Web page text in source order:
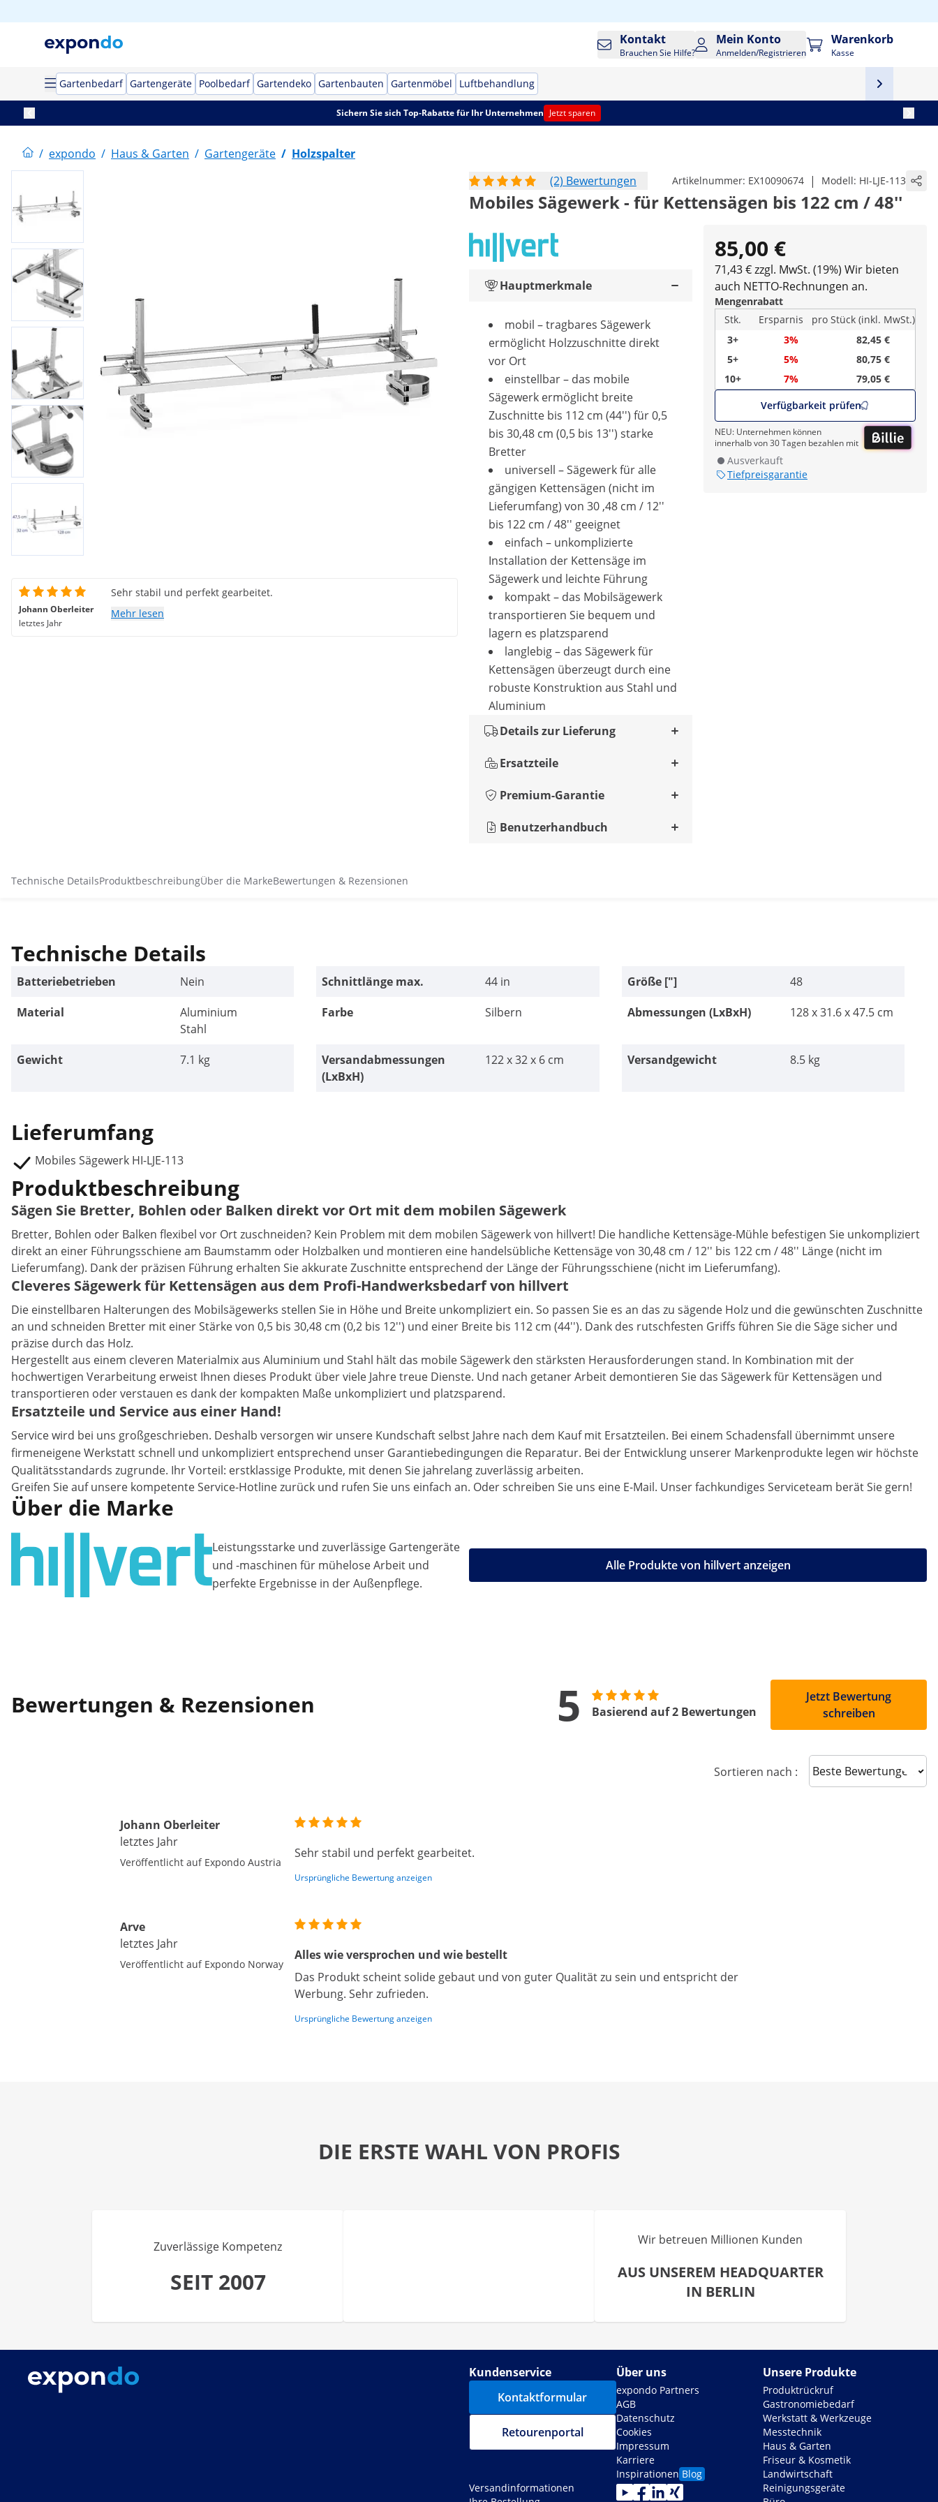
Kontakt
Brauchen Sie Hilfe?
Mein Konto
Anmelden/Registrieren
Warenkorb
Kasse
Gartenbedarf Gartengeräte Poolbedarf Gartendeko Gartenbauten Gartenmöbel Luftbehandlung
Sichern Sie sich Top-Rabatte für Ihr Unternehmen Jetzt sparen
/ expondo / Haus & Garten / Gartengeräte / Holzspalter
(2) Bewertungen
Artikelnummer: EX10090674 | Modell: HI-LJE-113
Mobiles Sägewerk - für Kettensägen bis 122 cm / 48''
85,00 €
71,43 € zzgl. MwSt. (19%) Wir bieten
auch NETTO-Rechnungen an.
Mengenrabatt
Stk.
Ersparnis
pro Stück (inkl. MwSt.)
3+
3%
82,45 €
5+
5%
80,75 €
10+
7%
79,05 €
Verfügbarkeit prüfen
NEU: Unternehmen können
innerhalb von 30 Tagen bezahlen mit
Ausverkauft
Tiefpreisgarantie
Hauptmerkmale
mobil – tragbares Sägewerk
ermöglicht Holzzuschnitte direkt
vor Ort
einstellbar – das mobile
Sägewerk ermöglicht breite
Zuschnitte bis 112 cm (44'') für 0,5
bis 30,48 cm (0,5 bis 13'') starke
Bretter
universell – Sägewerk für alle
gängigen Kettensägen (nicht im
Lieferumfang) von 30 ,48 cm / 12''
bis 122 cm / 48'' geeignet
einfach – unkomplizierte
Installation der Kettensäge im
Sägewerk und leichte Führung
kompakt – das Mobilsägewerk
transportieren Sie bequem und
lagern es platzsparend
langlebig – das Sägewerk für
Kettensägen überzeugt durch eine
robuste Konstruktion aus Stahl und
Aluminium
Details zur Lieferung
Ersatzteile
Premium-Garantie
Benutzerhandbuch
Johann Oberleiter
letztes Jahr
Sehr stabil und perfekt gearbeitet.
Mehr lesen
Technische DetailsProduktbeschreibungÜber die MarkeBewertungen & Rezensionen
Technische Details
Batteriebetrieben Nein Schnittlänge max. 44 in Größe ["]
48
Material
Aluminium
Stahl
Farbe Silbern Abmessungen (LxBxH) 128 x 31.6 x 47.5 cm
Gewicht 7.1 kg
Versandabmessungen
(LxBxH)
122 x 32 x 6 cm Versandgewicht 8.5 kg
Lieferumfang
Mobiles Sägewerk HI-LJE-113
Produktbeschreibung
Sägen Sie Bretter, Bohlen oder Balken direkt vor Ort mit dem mobilen Sägewerk
Bretter, Bohlen oder Balken flexibel vor Ort zuschneiden? Kein Problem mit dem mobilen Sägewerk von hillvert! Die handliche Kettensäge-Mühle befestigen Sie unkompliziert
direkt an einer Führungsschiene am Baumstamm oder Holzbalken und montieren eine handelsübliche Kettensäge von 30,48 cm / 12'' bis 122 cm / 48'' Länge (nicht im
Lieferumfang). Dank der präzisen Führung erhalten Sie akkurate Zuschnitte entsprechend der Länge der Führungsschiene (nicht im Lieferumfang).
Cleveres Sägewerk für Kettensägen aus dem Profi-Handwerksbedarf von hillvert
Die einstellbaren Halterungen des Mobilsägewerks stellen Sie in Höhe und Breite unkompliziert ein. So passen Sie es an das zu sägende Holz und die gewünschten Zuschnitte
an und schneiden Bretter mit einer Stärke von 0,5 bis 30,48 cm (0,2 bis 12'') und einer Breite bis 112 cm (44''). Dank des rutschfesten Griffs führen Sie die Säge sicher und
präzise durch das Holz.
Hergestellt aus einem cleveren Materialmix aus Aluminium und Stahl hält das mobile Sägewerk den stärksten Herausforderungen stand. In Kombination mit der
hochwertigen Verarbeitung erweist Ihnen dieses Produkt über viele Jahre treue Dienste. Und nach getaner Arbeit demontieren Sie das Sägewerk für Kettensägen und
transportieren oder verstauen es dank der kompakten Maße unkompliziert und platzsparend.
Ersatzteile und Service aus einer Hand!
Service wird bei uns großgeschrieben. Deshalb versorgen wir unsere Kundschaft selbst Jahre nach dem Kauf mit Ersatzteilen. Bei einem Schadensfall übernimmt unsere
firmeneigene Werkstatt schnell und unkompliziert entsprechend unser Garantiebedingungen die Reparatur. Bei der Entwicklung unserer Markenprodukte legen wir höchste
Qualitätsstandards zugrunde. Ihr Vorteil: erstklassige Produkte, mit denen Sie jahrelang zuverlässig arbeiten.
Greifen Sie auf unsere kompetente Service-Hotline zurück und rufen Sie uns einfach an. Oder schreiben Sie uns eine E-Mail. Unser fachkundiges Serviceteam berät Sie gern!
Über die Marke
Leistungsstarke und zuverlässige Gartengeräte
und -maschinen für mühelose Arbeit und
perfekte Ergebnisse in der Außenpflege.
Alle Produkte von hillvert anzeigen
Bewertungen & Rezensionen 5 Basierend auf 2 Bewertungen
Jetzt Bewertung
schreiben
Sortieren nach : Sort reviews
Johann Oberleiter
letztes Jahr
Veröffentlicht auf Expondo Austria
Sehr stabil und perfekt gearbeitet.
Ursprüngliche Bewertung anzeigen
Arve
letztes Jahr
Veröffentlicht auf Expondo Norway
Alles wie versprochen und wie bestellt
Das Produkt scheint solide gebaut und von guter Qualität zu sein und entspricht der
Werbung. Sehr zufrieden.
Ursprüngliche Bewertung anzeigen
DIE ERSTE WAHL VON PROFIS
Zuverlässige Kompetenz
SEIT 2007
Wir betreuen Millionen Kunden
AUS UNSEREM HEADQUARTER
IN BERLIN
Kundenservice
Kontaktformular
Retourenportal
Versandinformationen
Über uns
expondo Partners
AGB
Datenschutz
Cookies
Impressum
Karriere
Inspirationen Blog
Unsere Produkte
Produktrückruf
Gastronomiebedarf
Werkstatt & Werkzeuge
Messtechnik
Haus & Garten
Friseur & Kosmetik
Landwirtschaft
Reinigungsgeräte